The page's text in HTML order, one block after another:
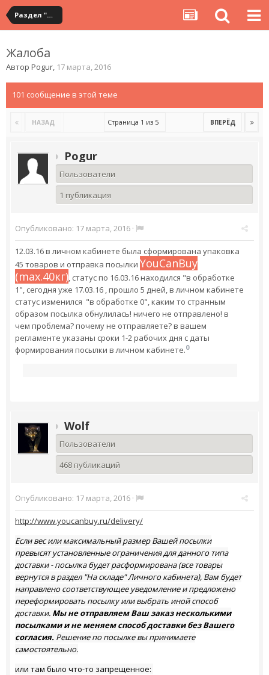
Раздел "Мои посылки" на сервисе YouCanBuy
Жалоба
Автор Pogur, 17 марта, 2016
101 сообщение в этой теме
НАЗАД ВПЕРЁД
Страница 1 из 5
Pogur
Пользователи
1 публикация
Опубликовано: 17 марта, 2016 ·
12.03.16 в личном кабинете была сформирована упаковка
45 товаров и отправка посылки YouCanBuy
(max.40кг), статус по 16.03.16 находился "в обработке
1", сегодня уже 17.03.16 , прошло 5 дней, в личном кабинете
статус изменился "в обработке 0", каким то странным
образом посылка обнулилась! ничего не отправлено! в
чем проблема? почему не отправляете? в вашем
регламенте указаны сроки 1-2 рабочих дня с даты
формирования посылки в личном кабинете.0
Wolf
Пользователи
468 публикаций
Опубликовано: 17 марта, 2016 ·
http://www.youcanbuy.ru/delivery/
Если вес или максимальный размер Вашей посылки
превысят установленные ограничения для данного типа
доставки - посылка будет расформирована (все товары
вернутся в раздел "На складе" Личного кабинета), Вам будет
направлено соответствующее уведомление и предложено
переформировать посылку или выбрать иной способ
доставки. Мы не отправляем Ваш заказ несколькими
посылками и не меняем способ доставки без Вашего
согласия. Решение по посылке вы принимаете
самостоятельно.
или там было что-то запрещенное: